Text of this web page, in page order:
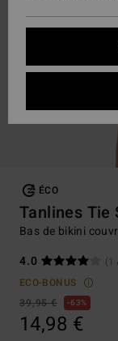
ÉCO
Tanlines Tie
Bas de bikini
4.0
(1
ECO-BONUS
39,95 €
63%
14,98 €